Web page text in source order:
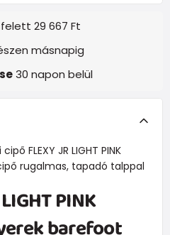
felett 29 667 Ft
másnapig
30 napon belül
FLEXY JR LIGHT PINK
rugalmas, tapadó talppal
PINK